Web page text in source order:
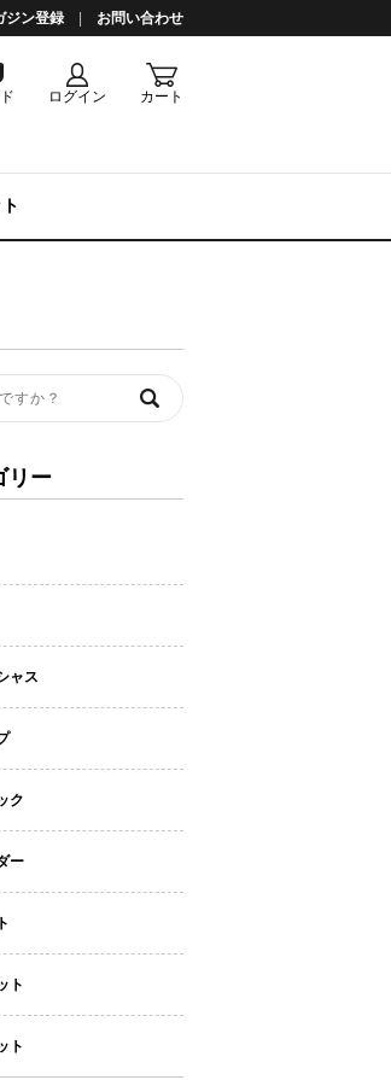
ジン登録 お問い合わせ
ログイン カート
リー
ャス
ク
ー
ト
ト